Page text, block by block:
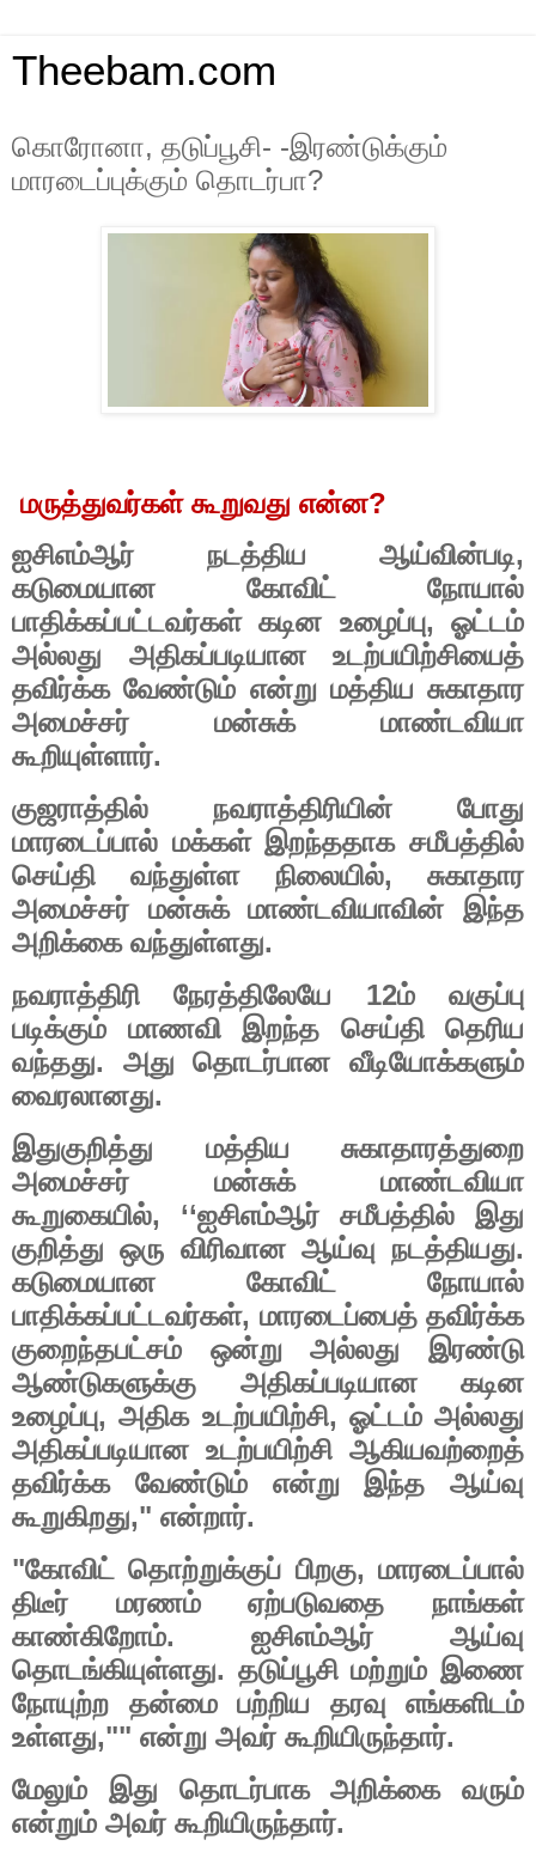
Theebam.com
கொரோனா, தடுப்பூசி- -இரண்டுக்கும்
மாரடைப்புக்கும் தொடர்பா?
மருத்துவர்கள் கூறுவது என்ன?
ஐசிஎம்ஆர் நடத்திய ஆய்வின்படி,
கடுமையான கோவிட்
நோயால்
பாதிக்கப்பட்டவர்கள் கடின உழைப்பு,ஓட்டம்
அல்லது
அதிகப்படியான
உடற்பயிற்சியைத்
தவிர்க்க வேண்டும் என்று மத்திய சுகாதார
அமைச்சர்
மன்சுக்
மாண்டவியா
கூறியுள்ளார்.
குஜராத்தில் நவராத்திரியின்
போது
மாரடைப்பால் மக்கள் இறந்ததாக சமீபத்தில்
செய்தி
வந்துள்ள நிலையில்,சுகாதார
அமைச்சர்
மன்சுக் மாண்டவியாவின்
இந்த
அறிக்கை வந்துள்ளது.
நவராத்திரி நேரத்திலேயே 12ம்
வகுப்பு
படிக்கும்
மாணவி இறந்த செய்தி
தெரிய
வந்தது. அது தொடர்பான
வீடியோக்களும்
வைரலானது.
இதுகுறித்து மத்திய
சுகாதாரத்துறை
அமைச்சர்
மன்சுக்
மாண்டவியா
கூறுகையில், ‘‘ஐசிஎம்ஆர் சமீபத்தில்
இது
குறித்து ஒரு விரிவான ஆய்வு நடத்தியது.
கடுமையான கோவிட்
நோயால்
பாதிக்கப்பட்டவர்கள், மாரடைப்பைத் தவிர்க்க
குறைந்தபட்சம்
ஒன்று அல்லது
இரண்டு
ஆண்டுகளுக்கு
அதிகப்படியான
கடின
உழைப்பு,அதிக உடற்பயிற்சி, ஓட்டம் அல்லது
அதிகப்படியான உடற்பயிற்சி ஆகியவற்றைத்
தவிர்க்க
வேண்டும் என்று இந்த
ஆய்வு
கூறுகிறது," என்றார்.
"கோவிட் தொற்றுக்குப் பிறகு,மாரடைப்பால்
திடீர்
மரணம் ஏற்படுவதை
நாங்கள்
காண்கிறோம். ஐசிஎம்ஆர்
ஆய்வு
தொடங்கியுள்ளது. தடுப்பூசி மற்றும் இணை
நோயுற்ற
தன்மை பற்றிய தரவு
எங்களிடம்
உள்ளது,"" என்று அவர் கூறியிருந்தார்.
மேலும் இது தொடர்பாக அறிக்கை
வரும்
என்றும் அவர் கூறியிருந்தார்.